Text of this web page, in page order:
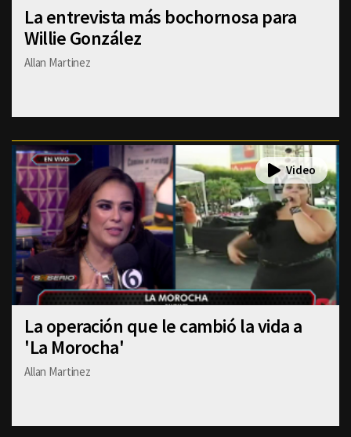
La entrevista más bochornosa para
Willie González
Allan Martinez
La operación que le cambió la vida a
'La Morocha'
Allan Martinez